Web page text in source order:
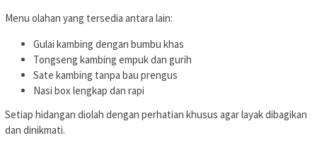
Menu olahan yang tersedia antara lain:
Gulai kambing dengan bumbu khas
Tongseng kambing empuk dan gurih
Sate kambing tanpa bau prengus
Nasi box lengkap dan rapi
Setiap hidangan diolah dengan perhatian khusus agar layak dibagikan
dan dinikmati.